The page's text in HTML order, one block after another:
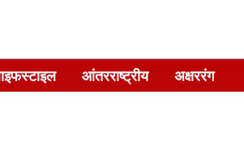
आंतरराष्ट्रीय अक्षररंग